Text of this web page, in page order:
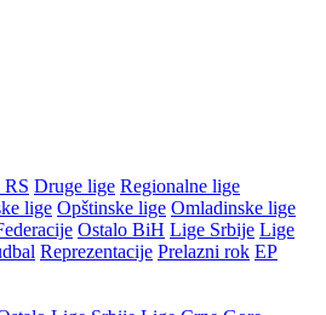
RS Druge lige Regionalne lige
lige Opštinske lige Omladinske lige
Ostalo BiH Lige Srbije Lige
Reprezentacije Prelazni rok EP